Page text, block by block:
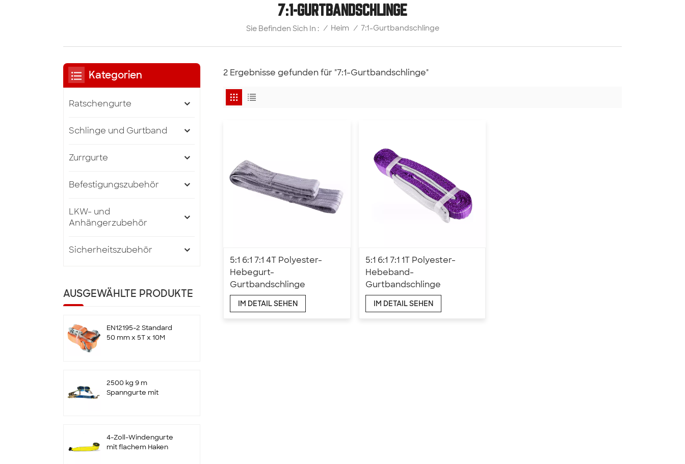
7:1-GURTBANDSCHLINGE
Sie Befinden Sich In : / Heim / 7:1-Gurtbandschlinge
2 Ergebnisse gefunden für "7:1-Gurtbandschlinge"
5:1 6:1 7:1 4T Polyester-
Hebegurt-
Gurtbandschlinge
IM DETAIL SEHEN
5:1 6:1 7:1 1T Polyester-
Hebeband-
Gurtbandschlinge
IM DETAIL SEHEN
Kategorien
Ratschengurte
Schlinge und Gurtband
Zurrgurte
Befestigungszubehör
LKW- und
Anhängerzubehör
Sicherheitszubehör
AUSGEWÄHLTE PRODUKTE
EN12195-2 Standard
50 mm x 5T x 10M
2500 kg 9 m
Spanngurte mit
4-Zoll-Windengurte
mit flachem Haken